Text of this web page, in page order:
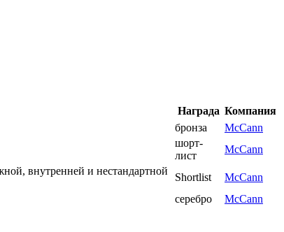
Награда Компания
бронза
McCann
шорт-
лист
McCann
внутренней и нестандартной
Shortlist
McCann
серебро McCann